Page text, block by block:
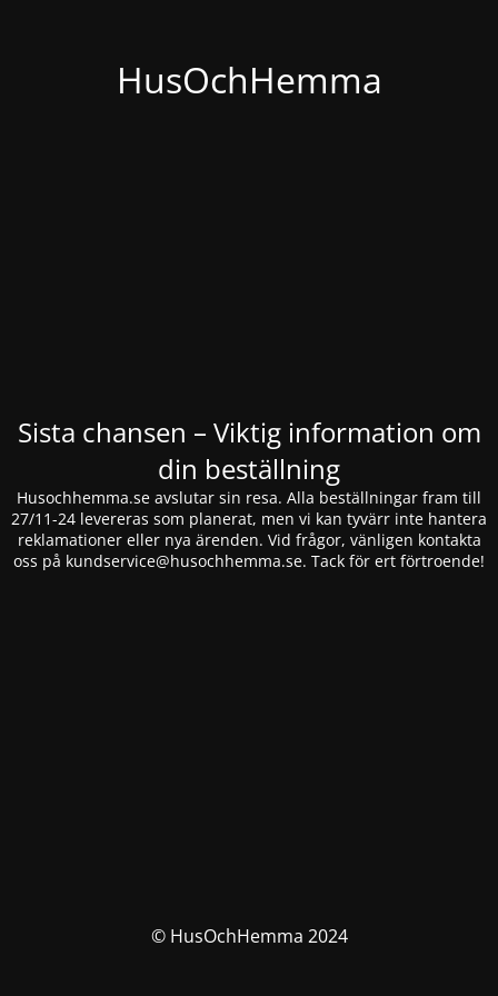
HusOchHemma
Sista chansen – Viktig information om
din beställning
Husochhemma.se avslutar sin resa. Alla beställningar fram till
27/11-24 levereras som planerat, men vi kan tyvärr inte hantera
reklamationer eller nya ärenden. Vid frågor, vänligen kontakta
oss på kundservice@husochhemma.se. Tack för ert förtroende!
© HusOchHemma 2024